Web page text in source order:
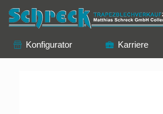
Konfigurator Karriere